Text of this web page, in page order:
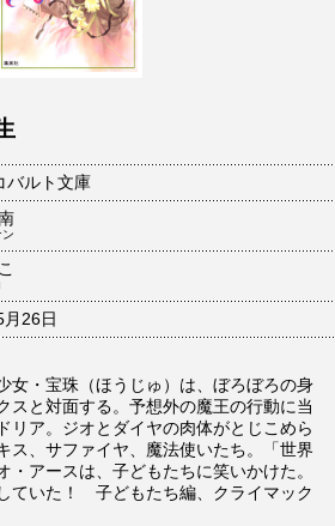
バルト文庫
ン
26日
女・宝珠（ほうじゅ）は、ぼろぼろの身
スと対面する。予想外の魔王の行動に当
リア。ジオとダイヤの肉体がとじこめら
ス、サファイヤ、魔法使いたち。「世界
アースは、子どもたちに笑いかけた。
ていた！ 子どもたち編、クライマック